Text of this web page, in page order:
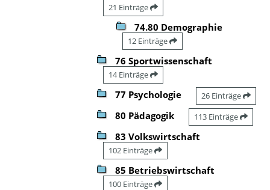
21 Einträge
74.80 Demographie
12 Einträge
76 Sportwissenschaft
14 Einträge
77 Psychologie 26 Einträge
80 Pädagogik 113 Einträge
83 Volkswirtschaft
102 Einträge
85 Betriebswirtschaft
100 Einträge